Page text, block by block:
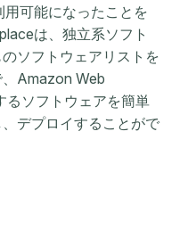
可能になったことを
は、独立系ソフト
ソフトウェアリストを
Amazon Web
るソフトウェアを簡単
デプロイすることがで